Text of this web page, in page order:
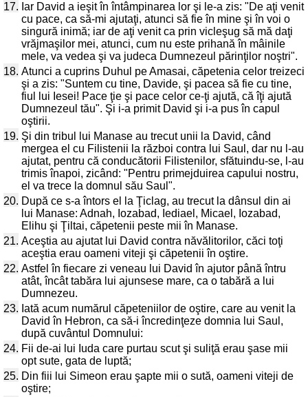
17. Iar David a ieşit în întâmpinarea lor şi le-a zis: "De aţi venit
cu pace, ca să-mi ajutaţi, atunci să fie în mine şi în voi o
singură inimă; iar de aţi venit ca prin vicleşug să mă daţi
vrăjmaşilor mei, atunci, cum nu este prihană în mâinile
mele, va vedea şi va judeca Dumnezeul părinţilor noştri".
18. Atunci a cuprins Duhul pe Amasai, căpetenia celor treizeci
şi a zis: "Suntem cu tine, Davide, şi pacea să fie cu tine,
fiul lui Iesei! Pace ţie şi pace celor ce-ţi ajută, că îţi ajută
Dumnezeul tău". Şi i-a primit David şi i-a pus în capul
oştirii.
19. Şi din tribul lui Manase au trecut unii la David, când
mergea el cu Filistenii la război contra lui Saul, dar nu l-au
ajutat, pentru că conducătorii Filistenilor, sfătuindu-se, l-au
trimis înapoi, zicând: "Pentru primejduirea capului nostru,
el va trece la domnul său Saul".
20. După ce s-a întors el la Ţiclag, au trecut la dânsul din ai
lui Manase: Adnah, Iozabad, Iediael, Micael, Iozabad,
Elihu şi Ţiltai, căpetenii peste mii în Manase.
21. Aceştia au ajutat lui David contra năvălitorilor, căci toţi
aceştia erau oameni viteji şi căpetenii în oştire.
22. Astfel în fiecare zi veneau lui David în ajutor până întru
atât, încât tabăra lui ajunsese mare, ca o tabără a lui
Dumnezeu.
23. Iată acum numărul căpeteniilor de oştire, care au venit la
David în Hebron, ca să-i încredinţeze domnia lui Saul,
după cuvântul Domnului:
24. Fii de-ai lui Iuda care purtau scut şi suliţă erau şase mii
opt sute, gata de luptă;
25. Din fiii lui Simeon erau şapte mii o sută, oameni viteji de
oştire;